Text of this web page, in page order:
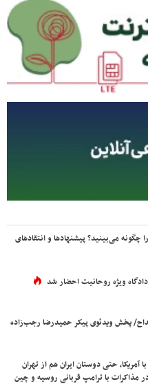
چگونه می‌بینید؟ پیشنهادها و انتقادهای
ویژه روحانیت احضار شد
پخش ویدئوی پیکر حمیدرضا رجب‌زاده
حتی دوستان ایران هم از تهران
مذاکرات با ترامپ قربانی روسیه و چین